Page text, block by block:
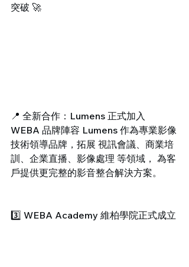
突破 🚀
📍 全新合作：Lumens 正式加入
WEBA 品牌陣容 Lumens 作為專業影像
技術領導品牌，拓展 視訊會議、商業培
訓、企業直播、影像處理 等領域， 為客
戶提供更完整的影音整合解決方案。
3️⃣ WEBA Academy 維柏學院正式成立